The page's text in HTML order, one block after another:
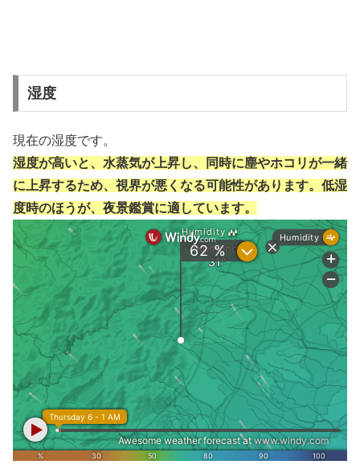
湿度
現在の湿度です。
湿度が高いと、水蒸気が上昇し、同時に塵やホコリが一緒
に上昇するため、視界が悪くなる可能性があります。低湿
度時のほうが、夜景鑑賞に適しています。